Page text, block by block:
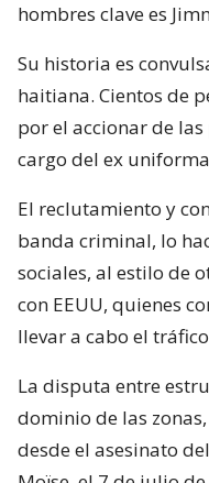
hombres clave es
Su historia es
haitiana. Cientos de
por el accionar de
cargo del ex
El reclutamiento y
banda criminal, lo
sociales, al estilo de
con EEUU, quienes
llevar a cabo el
La disputa entre
dominio de las
desde el asesinato